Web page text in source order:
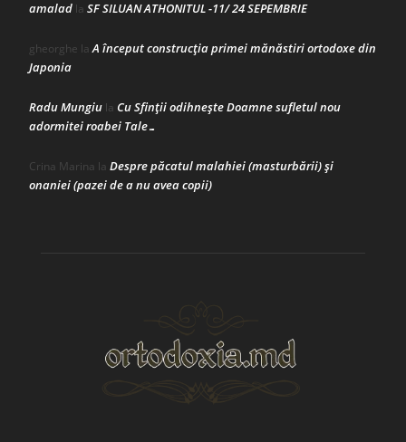
amalad la SF SILUAN ATHONITUL -11/ 24 SEPEMBRIE
gheorghe laA început construcţia primei mănăstiri ortodoxe din
Japonia
Radu Mungiu la Cu Sfinții odihnește Doamne sufletul nou
adormitei roabei Tale…
Crina Marina la Despre păcatul malahiei (masturbării) şi
onaniei (pazei de a nu avea copii)